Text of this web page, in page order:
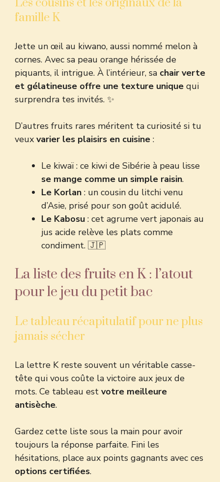
Les cousins et les originaux de la
famille K
Jette un œil au kiwano, aussi nommé melon à
cornes. Avec sa peau orange hérissée de
piquants, il intrigue. À l’intérieur, sa chair verte
et gélatineuse offre une texture unique qui
surprendra tes invités. ✨
D’autres fruits rares méritent ta curiosité si tu
veux varier les plaisirs en cuisine :
Le kiwaï : ce kiwi de Sibérie à peau lisse
se mange comme un simple raisin.
Le Korlan : un cousin du litchi venu
d’Asie, prisé pour son goût acidulé.
Le Kabosu : cet agrume vert japonais au
jus acide relève les plats comme
condiment. 🇯🇵
La liste des fruits en K : l’atout
pour le jeu du petit bac
Le tableau récapitulatif pour ne plus
jamais sécher
La lettre K reste souvent un véritable casse-
tête qui vous coûte la victoire aux jeux de
mots. Ce tableau est votre meilleure
antisèche.
Gardez cette liste sous la main pour avoir
toujours la réponse parfaite. Fini les
hésitations, place aux points gagnants avec ces
options certifiées.